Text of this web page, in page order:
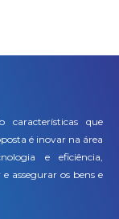
características que
é inovar na área
e eficiência,
assegurar os bens e